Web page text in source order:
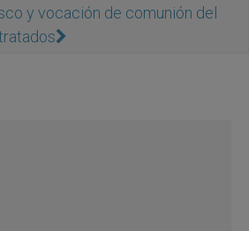
y vocación de comunión del